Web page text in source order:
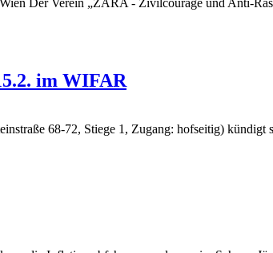
Der Verein „ZARA - Zivilcourage und Anti-
im WIFAR
68-72, Stiege 1, Zugang: hofseitig)